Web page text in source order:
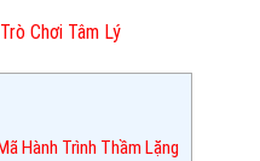
Chơi Tâm Lý
Hành Trình Thầm Lặng